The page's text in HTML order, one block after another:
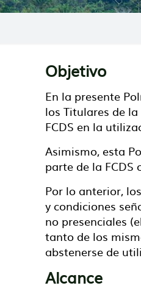
Objetivo
En la presente
los Titulares de
FCDS en la
Asimismo, esta
parte de la
Por lo anterior,
y condiciones
no presenciales
tanto de los
abstenerse de
Alcance